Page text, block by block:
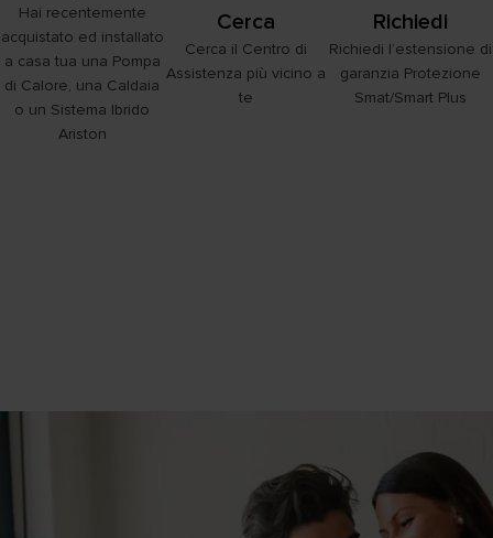
Hai recentemente
acquistato ed installato
a casa tua una Pompa
di Calore, una Caldaia
o un Sistema Ibrido
Ariston
Cerca
Cerca il Centro di
Assistenza più vicino a
te
Richiedi
Richiedi l’estensione di
garanzia Protezione
Smat/Smart Plus